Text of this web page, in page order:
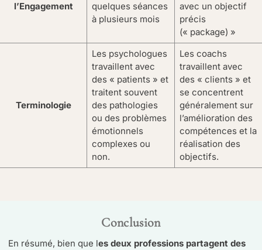
l’Engagement
quelques séances
à plusieurs mois
avec un objectif
précis
(« package) »
Terminologie
Les psychologues
travaillent avec
des « patients » et
traitent souvent
des pathologies
ou des problèmes
émotionnels
complexes ou
non.
Les coachs
travaillent avec
des « clients » et
se concentrent
généralement sur
l’amélioration des
compétences et la
réalisation des
objectifs.
Conclusion
En résumé, bien que les deux professions partagent des